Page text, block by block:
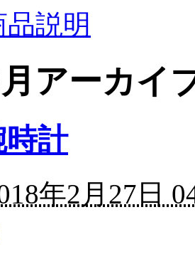
説明
アーカイ
計
年2月27日